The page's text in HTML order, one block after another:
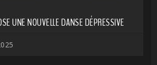
UNE NOUVELLE DANSE DÉPRESSIVE